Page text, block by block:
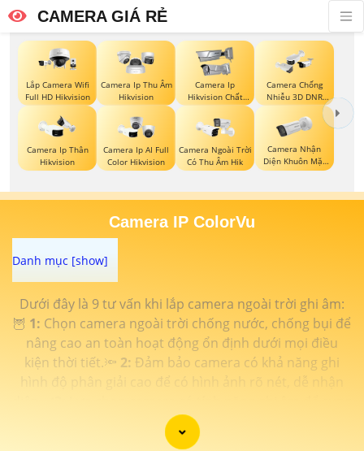
CAMERA GIÁ RẺ
Lắp Camera Wifi
Full HD Hikvision
Camera Ip Thu Âm
Hikvision
Camera Ip
Hikvision Chất
Lượng
Camera Chống
Nhiễu 3D DNR
Hikvison
Camera Ip Thân
Hikvision
Camera Ip AI Full
Color Hikvision
Camera Ngoài Trời
Có Thu Âm Hik
Camera Nhận
Diện Khuôn Mặt
Hikvision
Camera IP ColorVu
Dưới đây là 9 tư vấn khi lắp camera ngoài trời ghi âm:
🦉 1: Chọn camera ngoài trời chống nước, chống bụi để
nâng cao an toàn hoạt động ổn định dưới mọi điều
kiện thời tiết.🔦 2: Đảm bảo camera có khả năng ghi
hình độ phân giải cao để có hình ảnh rõ nét, dễ nhận
cấp thông tin bổ sung và chân thực khi cần thiết.👉
Vị trí lắp đặt camera cần được chọn sao cho phủ sóng